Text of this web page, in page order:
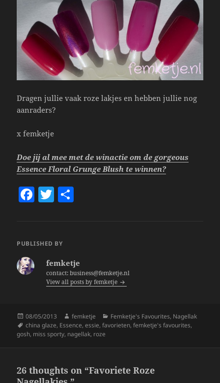
Dragen jullie vaak roze lakjes en hebben jullie nog
aanraders?
x femketje
Doe jij al mee met de winactie om de gorgeous
Essence Floral Grunge Blush te winnen?
F
e
T
er
PUBLISHED BY
femketje
contact: business@femketje.nl
View all posts by femketje
Posted
on
08/05/2013 Author
femketje Categories
Femketje's Favourites, Nagellak
Tags
china glaze, Essence,essie,favorieten,femketje's favourites,
gosh, miss sporty, nagellak, roze
26 thoughts on “Favoriete Roze